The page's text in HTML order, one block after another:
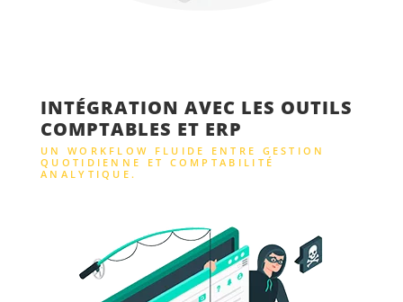
INTÉGRATION AVEC LES OUTILS
COMPTABLES ET ERP
UN WORKFLOW FLUIDE ENTRE GESTION
QUOTIDIENNE ET COMPTABILITÉ
ANALYTIQUE.